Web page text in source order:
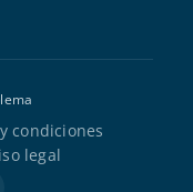
condiciones
legal